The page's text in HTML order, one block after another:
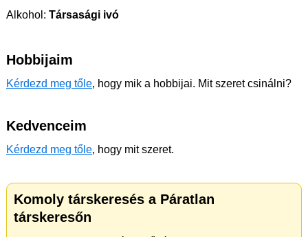
Alkohol: Társasági ivó
Hobbijaim
Kérdezd meg tőle, hogy mik a hobbijai. Mit szeret csinálni?
Kedvenceim
Kérdezd meg tőle, hogy mit szeret.
Komoly társkeresés a Páratlan
társkeresőn